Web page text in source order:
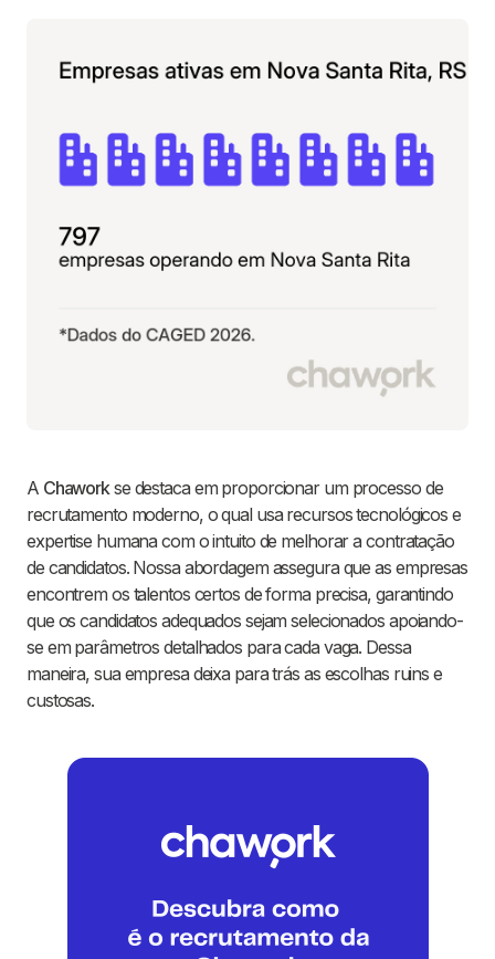
A Chaworkse destaca em proporcionar um processo de
recrutamento moderno, o qual usa recursos tecnológicos e
expertise humana com o intuito de melhorar a contratação
de candidatos. Nossa abordagem assegura que as empresas
encontrem os talentos certos de forma precisa, garantindo
que os candidatos adequados sejam selecionados apoiando-
se em parâmetros detalhados para cada vaga. Dessa
maneira, sua empresa deixa para trás as escolhas ruins e
custosas.